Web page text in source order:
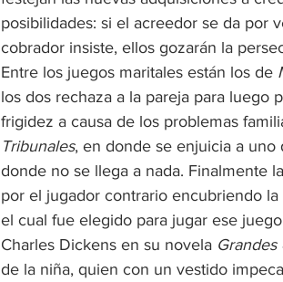
posibilidades: si el acreedor se da por
cobrador insiste, ellos gozarán la
Entre los juegos maritales están los de
los dos rechaza a la pareja para luego
frigidez a causa de los problemas
Tribunales, en donde se enjuicia a
donde no se llega a nada. Finalmente
por el jugador contrario encubriendo
el cual fue elegido para jugar ese
Charles Dickens en su novela Grandes
de la niña, quien con un vestido